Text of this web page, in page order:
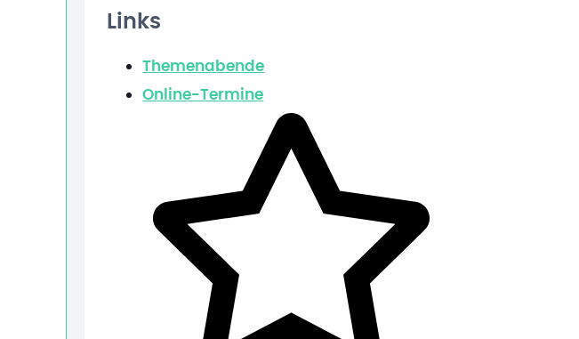
Links
Themenabende
Online-Termine